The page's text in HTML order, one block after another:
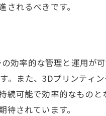
れるべきです。
効率的な管理と運用が
。また、3Dプリンティ
可能で効率的なものと
されています。